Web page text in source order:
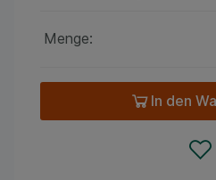
Menge:
In den